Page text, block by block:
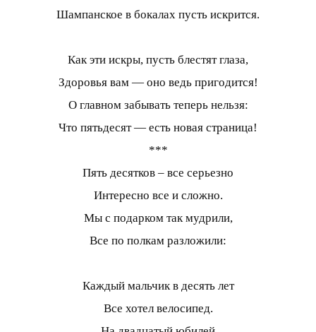
Шампанское в бокалах пусть искрится.
Как эти искры, пусть блестят глаза,
Здоровья вам — оно ведь пригодится!
О главном забывать теперь нельзя:
Что пятьдесят — есть новая страница!
***
Пять десятков – все серьезно
Интересно все и сложно.
Мы с подарком так мудрили,
Все по полкам разложили:
Каждый мальчик в десять лет
Все хотел велосипед.